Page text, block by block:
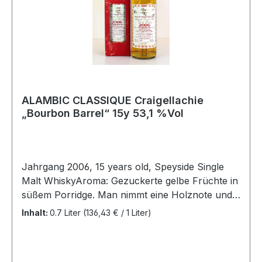
ALAMBIC CLASSIQUE Craigellachie
„Bourbon Barrel“ 15y 53,1 %Vol
Jahrgang 2006, 15 years old, Speyside Single
Malt WhiskyAroma: Gezuckerte gelbe Früchte in
süßem Porridge. Man nimmt eine Holznote und
eine Cremigkeit wahr, umspannt von subtilen
Inhalt: 0.7 Liter (136,43 € / 1 Liter)